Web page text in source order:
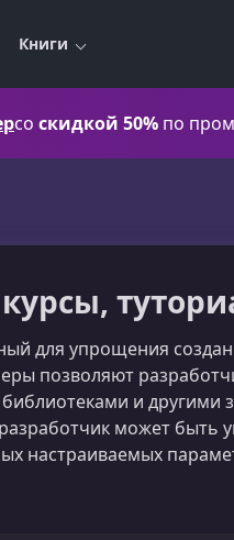
Книги
со скидкой 50% по
для упрощения
позволяют
и другими
может
настраиваемых